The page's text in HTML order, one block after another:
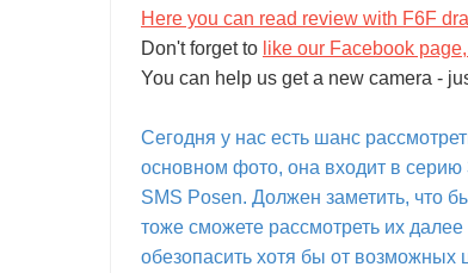
Here you can read review with F6F
Don't forget to like our Facebook
You can help us get a new camera -
Сегодня у нас есть шанс
основном фото, она входит в
SMS Posen. Должен заметить, что
тоже сможете рассмотреть их
обезопасить хотя бы от возможных